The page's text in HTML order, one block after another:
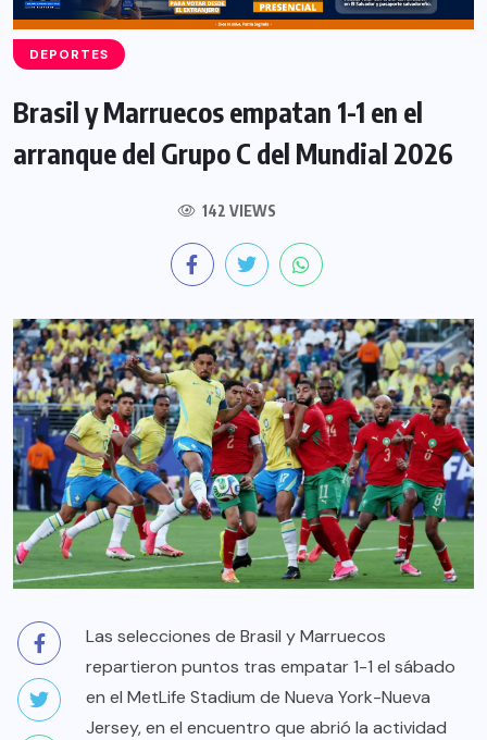
DEPORTES
Brasil y Marruecos empatan 1-1 en el
arranque del Grupo C del Mundial 2026
142 VIEWS
Las selecciones de Brasil y Marruecos
repartieron puntos tras empatar 1-1 el sábado
en el MetLife Stadium de Nueva York-Nueva
Jersey, en el encuentro que abrió la actividad